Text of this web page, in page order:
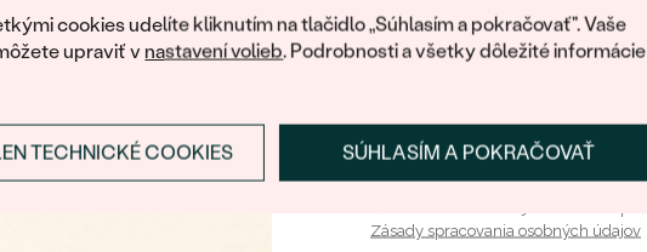
cookies udelíte kliknutím na tlačidlo „Súhlasím a pokračovať". Vaše
upraviť v nastavení volieb. Podrobnosti a všetky dôležité informácie
SÚHLASÍM A POKRAČOVAŤ
TECHNICKÉ COOKIES
TVAR:
ČISTOTA:
PÔVOD:
Prihlásiť sa a získať zľavu
Zásady spracovania osobných údajov